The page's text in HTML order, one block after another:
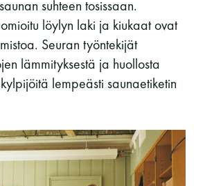
suhteen tosissaan.
löylyn laki ja kiukaat ovat
Seuran työntekijät
lämmityksestä ja huollosta
lempeästi saunaetiketin